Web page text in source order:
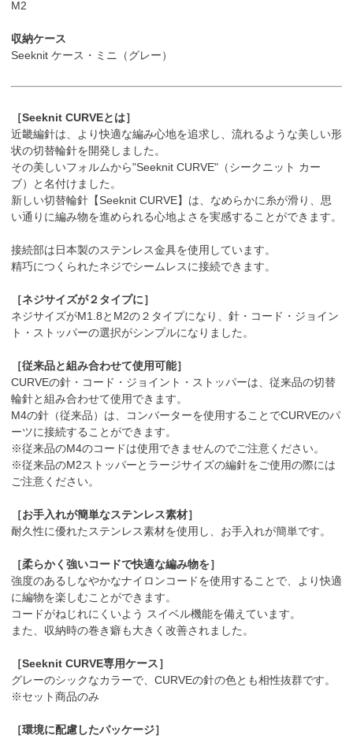
M2
収納ケース
Seeknit ケース・ミニ（グレー）
［Seeknit CURVEとは］
近畿編針は、より快適な編み心地を追求し、流れるような美しい形
状の切替輪針を開発しました。
その美しいフォルムから"Seeknit CURVE"（シークニット カー
ブ）と名付けました。
新しい切替輪針【Seeknit CURVE】は、なめらかに糸が滑り、思
い通りに編み物を進められる心地よさを実感することができます。
接続部は日本製のステンレス金具を使用しています。
精巧につくられたネジでシームレスに接続できます。
［ネジサイズが２タイプに］
ネジサイズがM1.8とM2の２タイプになり、針・コード・ジョイン
ト・ストッパーの選択がシンプルになりました。
［従来品と組み合わせて使用可能］
CURVEの針・コード・ジョイント・ストッパーは、従来品の切替
輪針と組み合わせて使用できます。
M4の針（従来品）は、コンバーターを使用することでCURVEのパ
ーツに接続することができます。
※従来品のM4のコードは使用できませんのでご注意ください。
※従来品のM2ストッパーとラージサイズの編針をご使用の際には
ご注意ください。
［お手入れが簡単なステンレス素材］
耐久性に優れたステンレス素材を使用し、お手入れが簡単です。
［柔らかく強いコードで快適な編み物を］
強度のあるしなやかなナイロンコードを使用することで、より快適
に編物を楽しむことができます。
コードがねじれにくいよう スイベル機能を備えています。
また、収納時の巻き癖も大きく改善されました。
［Seeknit CURVE専用ケース］
グレーのシックなカラーで、CURVEの針の色とも相性抜群です。
※セット商品のみ
［環境に配慮したパッケージ］